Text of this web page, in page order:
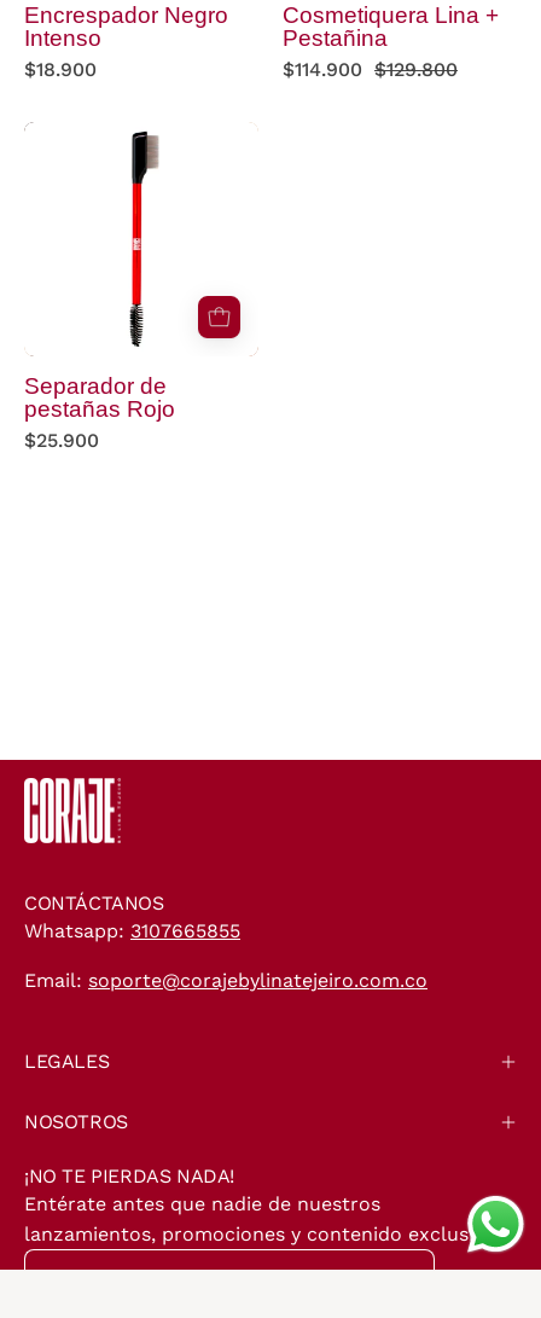
Encrespador Negro
Intenso
$18.900
Cosmetiquera Lina +
Pestañina
$114.900 $129.800
Separador
de
Separador de
pestañas Rojo
$25.900
CONTÁCTANOS
Whatsapp: 3107665855
Email: soporte@corajebylinatejeiro.com.co
LEGALES
NOSOTROS
¡NO TE PIERDAS NADA!
Entérate antes que nadie de nuestros
lanzamientos, promociones y contenido exclusivo.